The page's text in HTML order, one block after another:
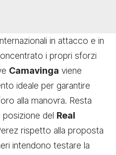
in attacco e in
i propri sforzi
Camavinga viene
ideale per garantire
alla manovra. Resta
posizione del Real
rispetto alla proposta
intendono testare la